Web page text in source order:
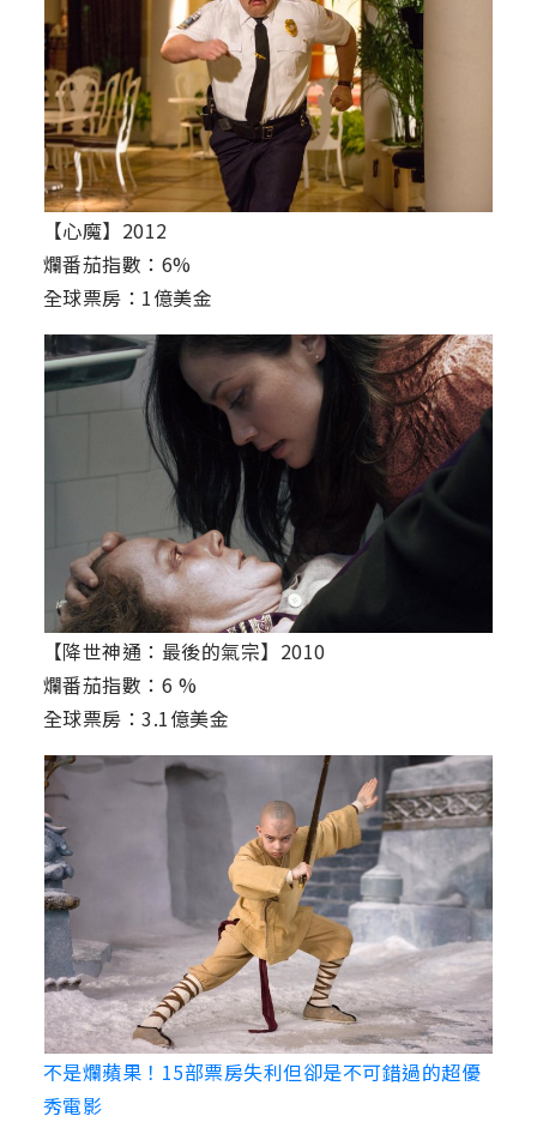
【心魔】2012
爛番茄指數：6%
全球票房：1億美金
【降世神通：最後的氣宗】2010
爛番茄指數：6 %
全球票房：3.1億美金
不是爛蘋果！15部票房失利但卻是不可錯過的超優
秀電影